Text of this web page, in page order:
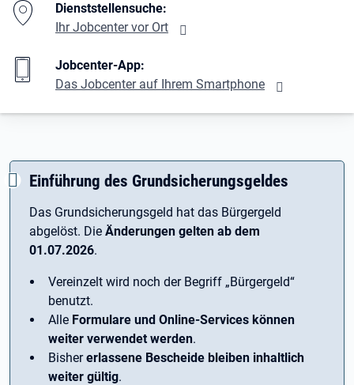
Dienststellensuche:
Ihr Jobcenter vor Ort
Jobcenter-App:
Das Jobcenter auf Ihrem Smartphone
Einführung des Grundsicherungsgeldes
Das Grundsicherungsgeld hat das Bürgergeld
abgelöst. Die Änderungen gelten ab dem
01.07.2026.
Vereinzelt wird noch der Begriff ­„Bürgergeld“
benutzt.
Alle Formulare und Online-Services können
weiter verwendet werden.
Bishererlassene Bescheide bleiben inhaltlich
weiter gültig.